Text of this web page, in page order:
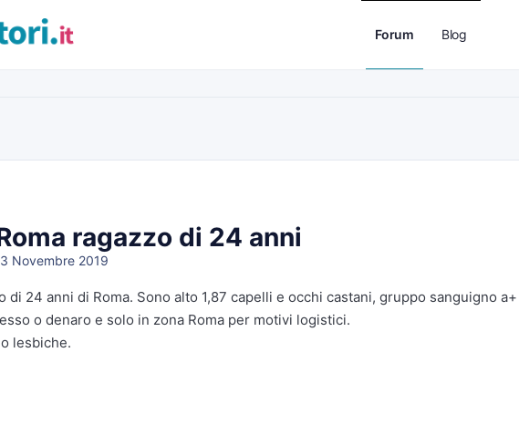
Forum Blog
ragazzo di 24 anni
Novembre 2019
di 24 anni di Roma. Sono alto 1,87 capelli e occhi castani, gruppo sanguigno a+
o denaro e solo in zona Roma per motivi logistici.
lesbiche.